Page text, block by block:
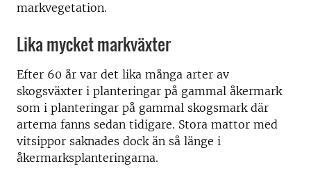
markvegetation.
Lika mycket markväxter
Efter 60 år var det lika många arter av
skogsväxter i planteringar på gammal åkermark
som i planteringar på gammal skogsmark där
arterna fanns sedan tidigare. Stora mattor med
vitsippor saknades dock än så länge i
åkermarksplanteringarna.